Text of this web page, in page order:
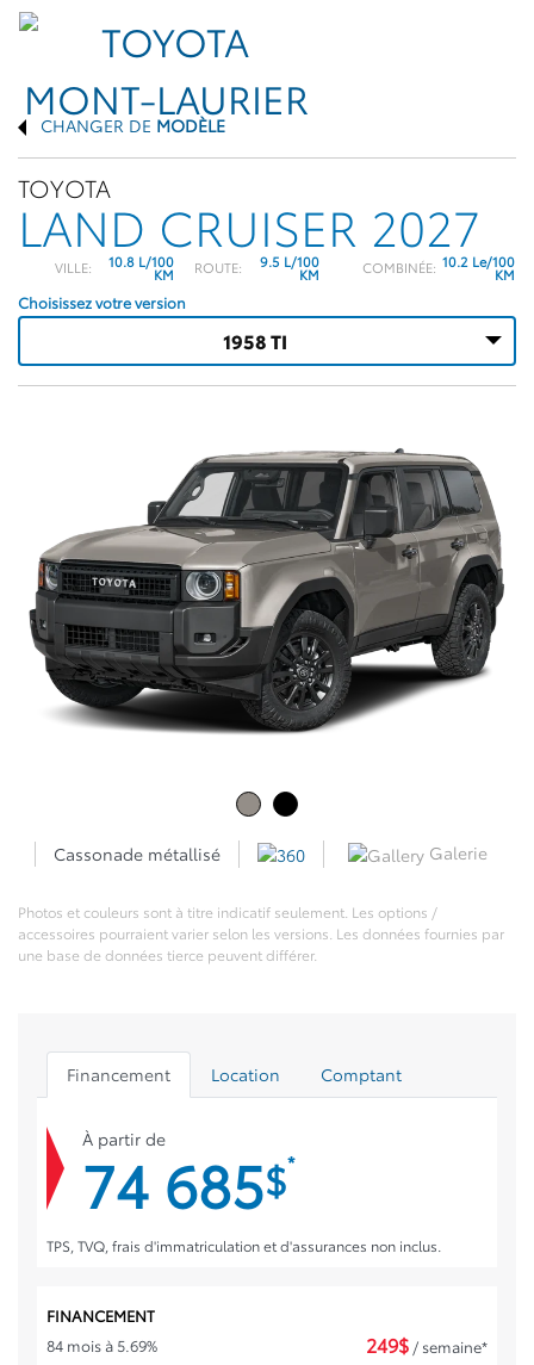
CHANGER DE MODÈLE
TOYOTA
LAND CRUISER 2027
VILLE: 10.8 L/100
KM ROUTE: 9.5 L/100
KM COMBINÉE: 10.2 Le/100
KM
Choisissez votre version
1958 TI
Cassonade métallisé Galerie
Photos et couleurs sont à titre indicatif seulement. Les options /
accessoires pourraient varier selon les versions. Les données fournies par
une base de données tierce peuvent différer.
Financement Location Comptant
À partir de
74 685$*
TPS, TVQ, frais d'immatriculation et d'assurances non inclus.
FINANCEMENT
84 mois à 5.69%
249$ / semaine*